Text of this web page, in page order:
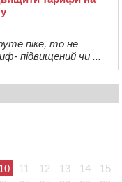
піке, то не
підвищений чи ...
10 11 12 13 14
15